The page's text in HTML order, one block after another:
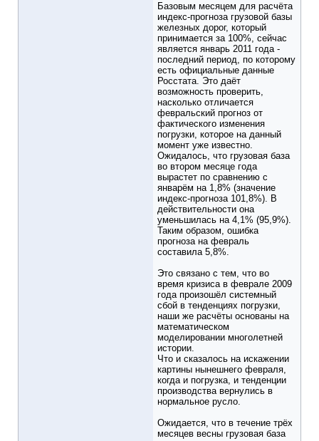
Базовым месяцем для расчёта
индекс-прогноза грузовой базы
железных дорог, который
принимается за 100%, сейчас
является январь 2011 года -
последний период, по которому
есть официальные данные
Росстата. Это даёт
возможность проверить,
насколько отличается
февральский прогноз от
фактического изменения
погрузки, которое на данный
момент уже известно.
Ожидалось, что грузовая база
во втором месяце года
вырастет по сравнению с
январём на 1,8% (значение
индекс-прогноза 101,8%). В
действительности она
уменьшилась на 4,1% (95,9%).
Таким образом, ошибка
прогноза на февраль
составила 5,8%.
Это связано с тем, что во
время кризиса в феврале 2009
года произошёл системный
сбой в тенденциях погрузки,
наши же расчёты основаны на
математическом
моделировании многолетней
истории.
Что и сказалось на искажении
картины нынешнего февраля,
когда и погрузка, и тенденции
производства вернулись в
нормальное русло.
Ожидается, что в течение трёх
месяцев весны грузовая база